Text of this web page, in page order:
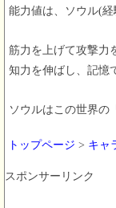
能力値は、ソウル(経
筋力を上げて攻撃力
知力を伸ばし、記憶
ソウルはこの世界の
トップページ > キャ
スポンサーリンク